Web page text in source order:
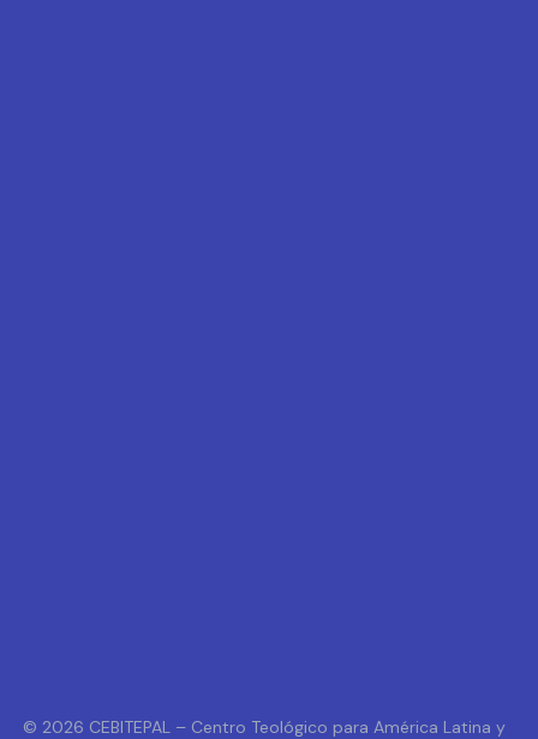
© 2026 CEBITEPAL – Centro Teológico para América Latina y